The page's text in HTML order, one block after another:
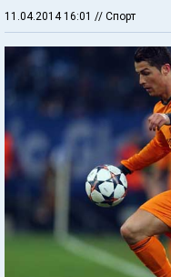
11.04.2014 16:01 // Спорт